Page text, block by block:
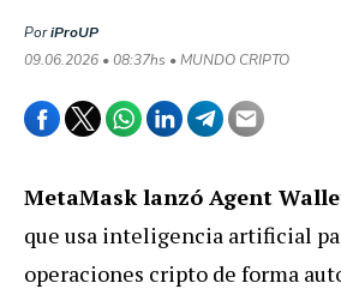
PoriProUP
09.06.2026 • 08:37hs • MUNDO CRIPTO
MetaMask lanzó Agent
que usa inteligencia artificial
operaciones cripto de forma